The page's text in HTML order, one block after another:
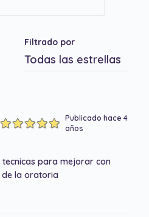
Filtrado por
Publicado hace 4
años
tecnicas para mejorar con
de la oratoria